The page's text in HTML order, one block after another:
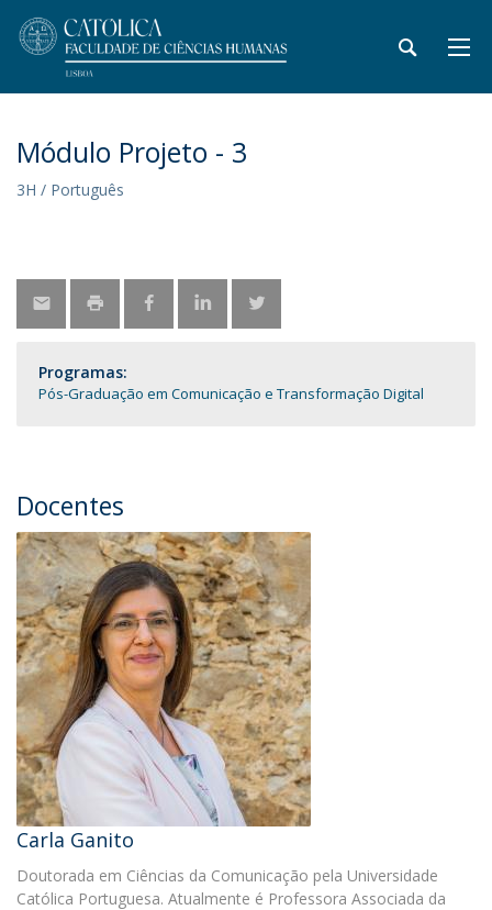
Módulo Projeto - 3
3H / Português
Programas:
Pós-Graduação em Comunicação e Transformação Digital
Docentes
Carla Ganito
Doutorada em Ciências da Comunicação pela Universidade
Católica Portuguesa. Atualmente é Professora Associada da